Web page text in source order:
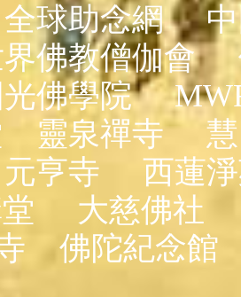
全球助念網
佛教僧伽會
光佛學院
靈泉禪寺
元亨寺
西蓮
大慈佛社
佛陀紀念館